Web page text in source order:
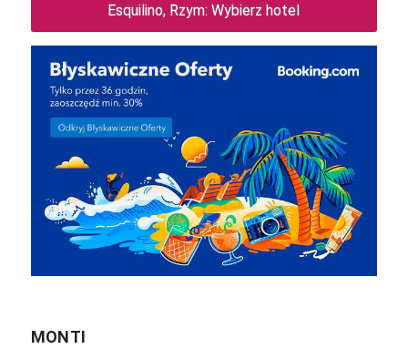
Esquilino, Rzym: Wybierz hotel
MONTI